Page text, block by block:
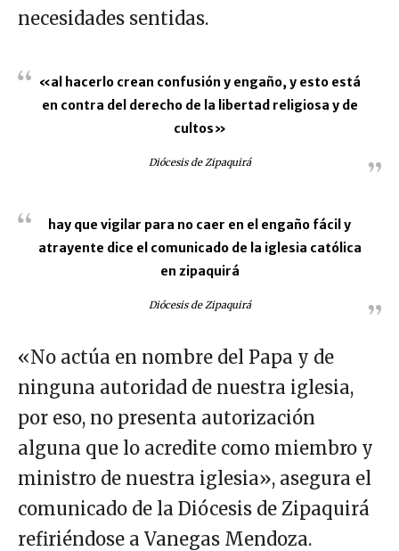
necesidades sentidas.
«al hacerlo crean confusión y engaño, y esto está
en contra del derecho de la libertad religiosa y de
cultos»
Diócesis de Zipaquirá
hay que vigilar para no caer en el engaño fácil y
atrayente dice el comunicado de la iglesia católica
en zipaquirá
Diócesis de Zipaquirá
«No actúa en nombre del Papa y de
ninguna autoridad de nuestra iglesia,
por eso, no presenta autorización
alguna que lo acredite como miembro y
ministro de nuestra iglesia», asegura el
comunicado de la Diócesis de Zipaquirá
refiriéndose a Vanegas Mendoza.